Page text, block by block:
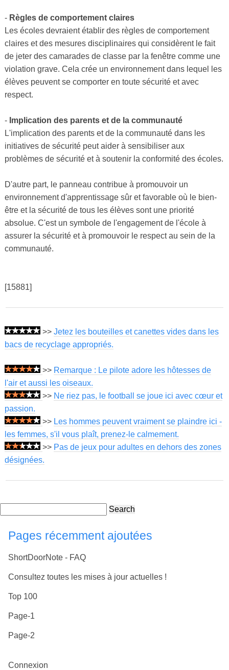
- Règles de comportement claires
Les écoles devraient établir des règles de comportement
claires et des mesures disciplinaires qui considèrent le fait
de jeter des camarades de classe par la fenêtre comme une
violation grave. Cela crée un environnement dans lequel les
élèves peuvent se comporter en toute sécurité et avec
respect.
- Implication des parents et de la communauté
L'implication des parents et de la communauté dans les
initiatives de sécurité peut aider à sensibiliser aux
problèmes de sécurité et à soutenir la conformité des écoles.
D'autre part, le panneau contribue à promouvoir un
environnement d'apprentissage sûr et favorable où le bien-
être et la sécurité de tous les élèves sont une priorité
absolue. C'est un symbole de l'engagement de l'école à
assurer la sécurité et à promouvoir le respect au sein de la
communauté.
[15881]
>> Jetez les bouteilles et canettes vides dans les
bacs de recyclage appropriés.
>> Remarque : Le pilote adore les hôtesses de
l'air et aussi les oiseaux.
>> Ne riez pas, le football se joue ici avec cœur et
passion.
>> Les hommes peuvent vraiment se plaindre ici -
les femmes, s'il vous plaît, prenez-le calmement.
>> Pas de jeux pour adultes en dehors des zones
désignées.
Search
Pages récemment ajoutées
ShortDoorNote - FAQ
Consultez toutes les mises à jour actuelles !
Top 100
Page-1
Page-2
Connexion